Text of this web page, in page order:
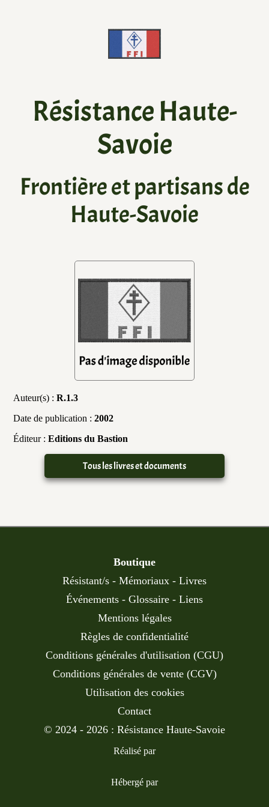
Résistance Haute-
Savoie
Frontière et partisans de
Haute-Savoie
Auteur(s) :R.1.3
Date de publication :2002
Éditeur :Editions du Bastion
Tous les livres et documents
Boutique
Résistant/s - Mémoriaux - Livres
Événements - Glossaire - Liens
Mentions légales
Règles de confidentialité
Conditions générales d'utilisation (CGU)
Conditions générales de vente (CGV)
Utilisation des cookies
Contact
© 2024 - 2026 : Résistance Haute-Savoie
Réalisé par
Hébergé par